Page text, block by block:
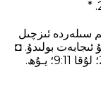
سىلەردە ئىزچىل
ئىجابەت بولىدۇ. ◘
15:7 يەر. 29‏:12؛ مات. 7‏:7؛ 21‏:22؛ مار. 11‏:24؛ لۇقا 11‏:9؛ يـۇھ.